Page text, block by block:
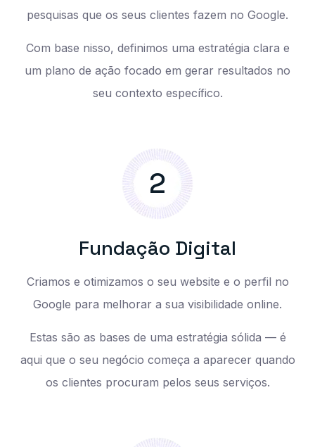
pesquisas que os seus clientes fazem no Google.
Com base nisso, definimos uma estratégia clara e
um plano de ação focado em gerar resultados no
seu contexto específico.
2
Fundação Digital
Criamos e otimizamos o seu website e o perfil no
Google para melhorar a sua visibilidade online.
Estas são as bases de uma estratégia sólida — é
aqui que o seu negócio começa a aparecer quando
os clientes procuram pelos seus serviços.